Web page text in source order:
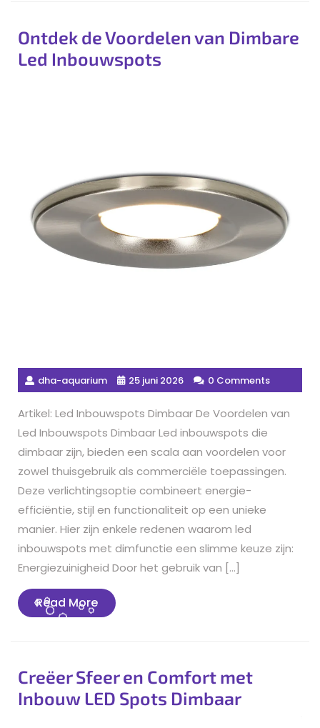
Ontdek de Voordelen van Dimbare
Led Inbouwspots
dha-aquarium 25 juni 2026 0 Comments
Artikel: Led Inbouwspots Dimbaar De Voordelen van
Led Inbouwspots Dimbaar Led inbouwspots die
dimbaar zijn, bieden een scala aan voordelen voor
zowel thuisgebruik als commerciële toepassingen.
Deze verlichtingsoptie combineert energie-
efficiëntie, stijl en functionaliteit op een unieke
manier. Hier zijn enkele redenen waarom led
inbouwspots met dimfunctie een slimme keuze zijn:
Energiezuinigheid Door het gebruik van […]
Read MoreRead
More
Creëer Sfeer en Comfort met
Inbouw LED Spots Dimbaar